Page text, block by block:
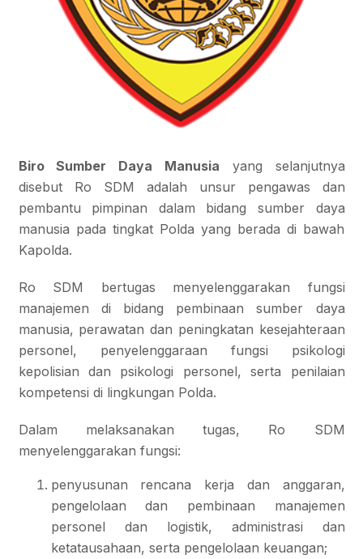
Biro Sumber Daya Manusia yang selanjutnya
disebut Ro SDM adalah unsur pengawas dan
pembantu pimpinan dalam bidang sumber daya
manusia pada tingkat Polda yang berada di bawah
Kapolda.
Ro SDM bertugas menyelenggarakan fungsi
manajemen di bidang pembinaan sumber daya
manusia, perawatan dan peningkatan kesejahteraan
personel, penyelenggaraan fungsi psikologi
kepolisian dan psikologi personel, serta penilaian
kompetensi di lingkungan Polda.
Dalam melaksanakan tugas, Ro SDM
menyelenggarakan fungsi:
penyusunan rencana kerja dan anggaran,
pengelolaan dan pembinaan manajemen
personel dan logistik, administrasi dan
ketatausahaan, serta pengelolaan keuangan;